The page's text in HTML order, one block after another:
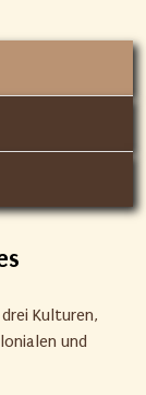
Kulturen,
und